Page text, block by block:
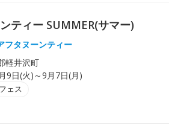
ティー SUMMER(サマー)
フタヌーンティー
軽井沢町
9日(火)～9月7日(月)
ェス